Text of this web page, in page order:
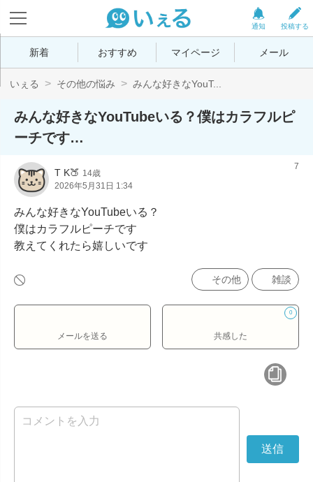
投稿する
通知
新着 おすすめ マイページ メール
いぇる その他の悩み みんな好きなYouT...
みんな好きなYouTubeいる？僕はカラフルピ
ーチです…
T K🍑 14歳
2026年5月31日 1:34
7
みんな好きなYouTubeいる？
僕はカラフルピーチです
教えてくれたら嬉しいです
その他 雑談
メールを送る
0
共感した